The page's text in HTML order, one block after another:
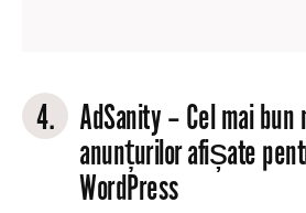
4. AdSanity– Cel mai bun
anunțurilor afișate
WordPress